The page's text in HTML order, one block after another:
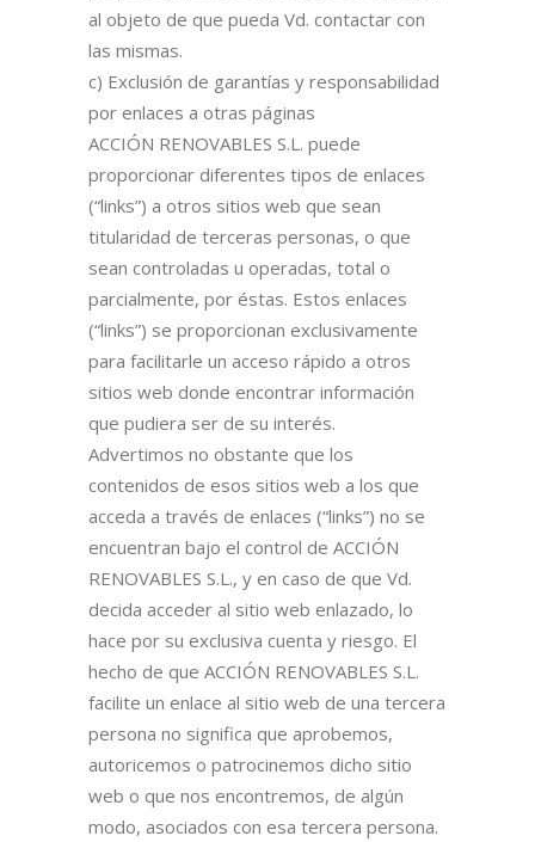
al objeto de que pueda Vd. contactar con
las mismas.
c) Exclusión de garantías y responsabilidad
por enlaces a otras páginas
ACCIÓN RENOVABLES S.L. puede
proporcionar diferentes tipos de enlaces
(“links”) a otros sitios web que sean
titularidad de terceras personas, o que
sean controladas u operadas, total o
parcialmente, por éstas. Estos enlaces
(“links”) se proporcionan exclusivamente
para facilitarle un acceso rápido a otros
sitios web donde encontrar información
que pudiera ser de su interés.
Advertimos no obstante que los
contenidos de esos sitios web a los que
acceda a través de enlaces (“links”) no se
encuentran bajo el control de ACCIÓN
RENOVABLES S.L., y en caso de que Vd.
decida acceder al sitio web enlazado, lo
hace por su exclusiva cuenta y riesgo. El
hecho de que ACCIÓN RENOVABLES S.L.
facilite un enlace al sitio web de una tercera
persona no significa que aprobemos,
autoricemos o patrocinemos dicho sitio
web o que nos encontremos, de algún
modo, asociados con esa tercera persona.